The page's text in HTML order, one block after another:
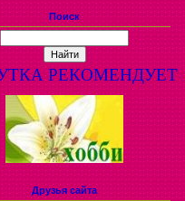
Поиск
РЕКОМЕНДУЕТ
Друзья сайта